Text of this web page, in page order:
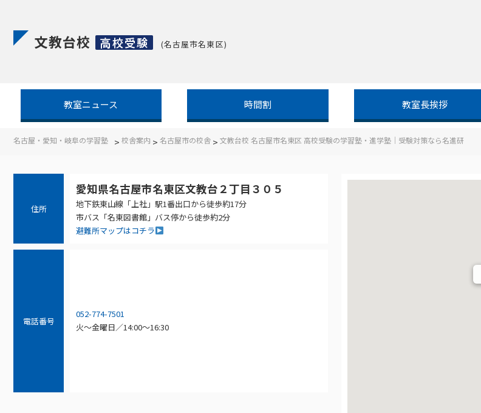
文教台校 高校受験 (名古屋市名東区)
教室ニュース 時間割 教室長挨拶
名古屋・愛知・岐阜の学習塾 > 校舎案内 > 名古屋市の校舎 > 文教台校 名古屋市名東区 高校受験の学習塾・進学塾｜受験対策なら名進研
住所
愛知県名古屋市名東区文教台２丁目３０５
地下鉄東山線「上社」駅1番出口から徒歩約17分
市バス「名東図書館」バス停から徒歩約2分
避難所マップはコチラ
電話番号
052-774-7501
火～金曜日／14:00～16:30